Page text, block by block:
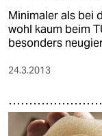
Minimaler als bei
wohl kaum beim
besonders
24.3.2013